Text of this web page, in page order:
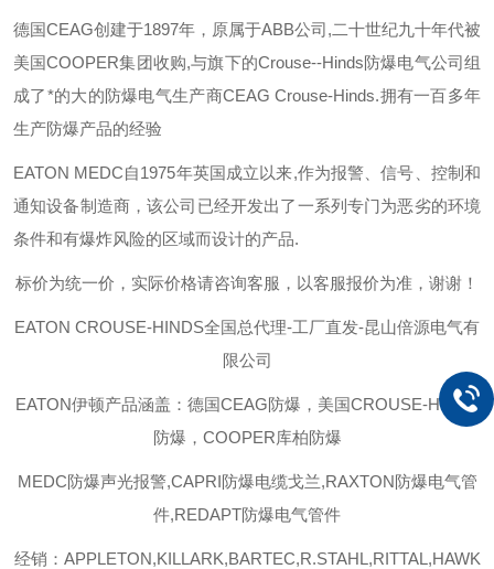
德国CEAG创建于1897年，原属于ABB公司,二十世纪九十年代被
美国COOPER集团收购,与旗下的Crouse--Hinds防爆电气公司组
成了*的大的防爆电气生产商CEAG Crouse-Hinds.拥有一百多年
生产防爆产品的经验
EATON MEDC自1975年英国成立以来,作为报警、信号、控制和
通知设备制造商，该公司已经开发出了一系列专门为恶劣的环境
条件和有爆炸风险的区域而设计的产品.
标价为统一价，实际价格请咨询客服，以客服报价为准，谢谢！
EATON CROUSE-HINDS全国总代理-工厂直发-昆山倍源电气有
限公司
EATON伊顿产品涵盖：德国CEAG防爆，美国CROUSE-HINDS
防爆，COOPER库柏防爆
MEDC防爆声光报警,CAPRI防爆电缆戈兰,RAXTON防爆电气管
件,REDAPT防爆电气管件
经销：APPLETON,KILLARK,BARTEC,R.STAHL,RITTAL,HAWK